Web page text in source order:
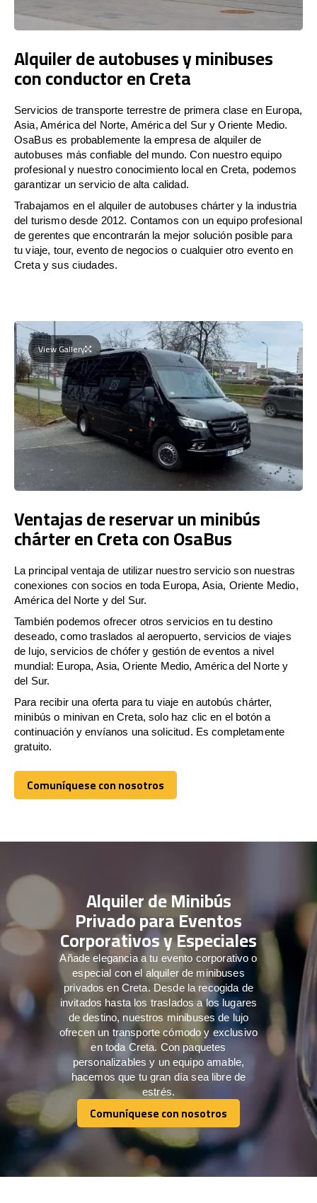
Alquiler de autobuses y minibuses
con conductor en Creta
Servicios de transporte terrestre de primera clase en Europa,
Asia, América del Norte, América del Sur y Oriente Medio.
OsaBus es probablemente la empresa de alquiler de
autobuses más confiable del mundo. Con nuestro equipo
profesional y nuestro conocimiento local en Creta, podemos
garantizar un servicio de alta calidad.
Trabajamos en el alquiler de autobuses chárter y la industria
del turismo desde 2012. Contamos con un equipo profesional
de gerentes que encontrarán la mejor solución posible para
tu viaje, tour, evento de negocios o cualquier otro evento en
Creta y sus ciudades.
View Gallery
Ventajas de reservar un minibús
chárter en Creta con OsaBus
La principal ventaja de utilizar nuestro servicio son nuestras
conexiones con socios en toda Europa, Asia, Oriente Medio,
América del Norte y del Sur.
También podemos ofrecer otros servicios en tu destino
deseado, como traslados al aeropuerto, servicios de viajes
de lujo, servicios de chófer y gestión de eventos a nivel
mundial: Europa, Asia, Oriente Medio, América del Norte y
del Sur.
Para recibir una oferta para tu viaje en autobús chárter,
minibús o minivan en Creta, solo haz clic en el botón a
continuación y envíanos una solicitud. Es completamente
gratuito.
Comuníquese con nosotros
Comuníquese con nosotros
Alquiler de Minibús
Privado para Eventos
Corporativos y Especiales
Añade elegancia a tu evento corporativo o
especial con el alquiler de minibuses
privados en Creta. Desde la recogida de
invitados hasta los traslados a los lugares
de destino, nuestros minibuses de lujo
ofrecen un transporte cómodo y exclusivo
en toda Creta. Con paquetes
personalizables y un equipo amable,
hacemos que tu gran día sea libre de
estrés.
Comuníquese con nosotros
Comuníquese con nosotros